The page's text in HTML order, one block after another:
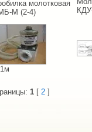
молотковая
М (2-4)
1 [ 2 ]